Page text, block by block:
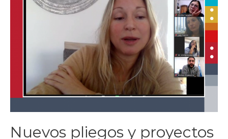
Nuevos pliegos y proyectos